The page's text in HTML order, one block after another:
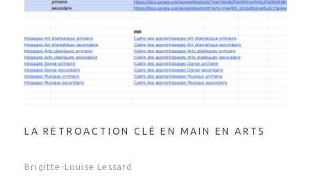
LA RÉTROACTION CLÉ EN MAIN EN ARTS
Brigitte-Louise Lessard